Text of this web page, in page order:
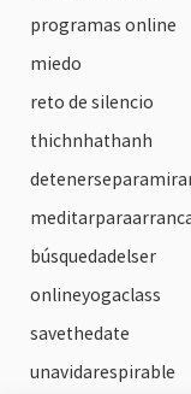
programas online
miedo
reto de silencio
thichnhathanh
búsquedadelser
onlineyogaclass
savethedate
unavidarespirable